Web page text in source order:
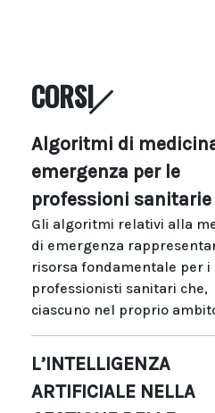
CORSI
Algoritmi di
emergenza per le
professioni sanitarie
Gli algoritmi relativi alla
di emergenza
risorsa fondamentale per i
professionisti sanitari che,
ciascuno nel proprio
L’INTELLIGENZA
ARTIFICIALE NELLA